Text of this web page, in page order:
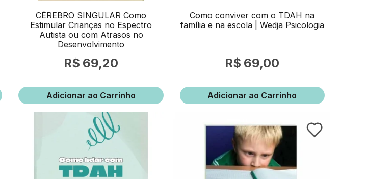
CÉREBRO SINGULAR Como
Estimular Crianças no Espectro
Autista ou com Atrasos no
Desenvolvimento
69,20
Adicionar ao Carrinho
Como conviver com o TDAH na
família e na escola | Wedja Psicologia
69,00
Adicionar ao Carrinho